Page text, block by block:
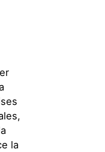
la